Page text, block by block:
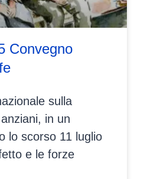
Convegno
sulla
in un
lo scorso 11 luglio
e le forze